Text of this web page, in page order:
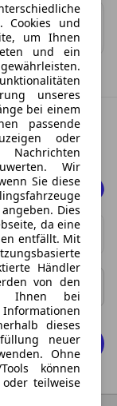
Across
ab 379 €
Pfeil-nach-
Cookies und
um Ihnen
und ein
unseres
bei einem
passende
oder
Wir
Sie diese
Dies
da eine
entfällt. Mit
Händler
von den
Ihnen bei
dieses
neuer
Ohne
können
teilweise